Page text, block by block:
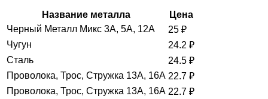
Название металла
Цена
Черный Металл Микс 3А, 5А, 12А
25 ₽
Чугун
24.2 ₽
Сталь
24.5 ₽
Проволока, Трос, Стружка 13А, 16А 22.7 ₽
Проволока, Трос, Стружка 13А, 16А 22.7 ₽